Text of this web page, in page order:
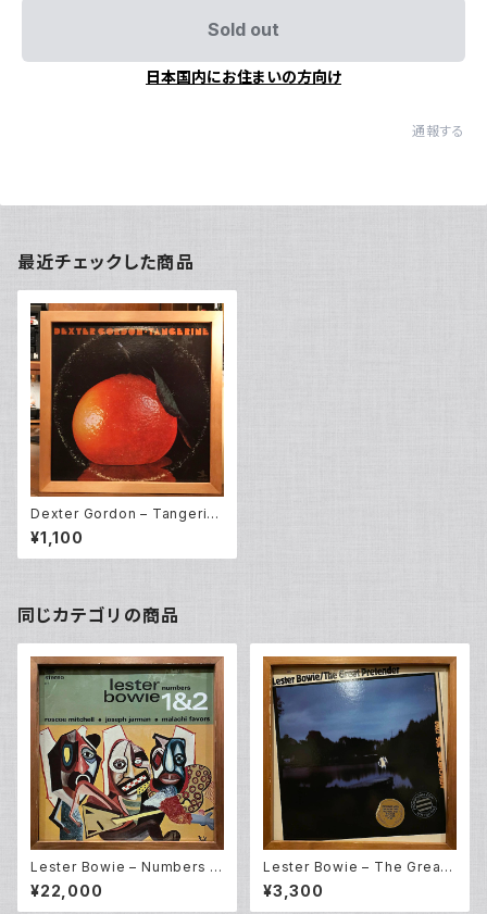
Sold out
日本国内にお住まいの方向け
通報する
最近チェックした商品
Dexter Gordon ‎– Tangerin
e (LP)
¥1,100
同じカテゴリの商品
Lester Bowie – Numbers 1
&2 (LP)
¥22,000
Lester Bowie – The Great
Pretender (LP)
¥3,300